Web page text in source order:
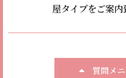
屋タイプをご案内
質問メ